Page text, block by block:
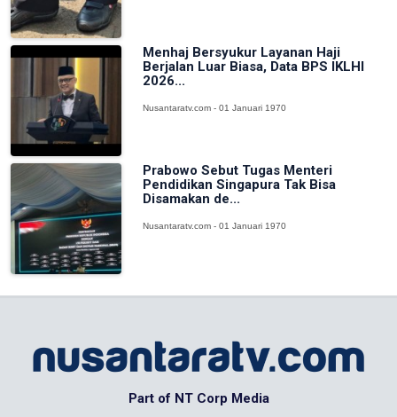
Menhaj Bersyukur Layanan Haji
Berjalan Luar Biasa, Data BPS IKLHI
2026...
Nusantaratv.com - 01 Januari 1970
Prabowo Sebut Tugas Menteri
Pendidikan Singapura Tak Bisa
Disamakan de...
Nusantaratv.com - 01 Januari 1970
Part of NT Corp Media